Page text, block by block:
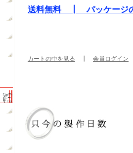
送料無料 ┃ パッケージ
カートの中を見る 会員ログイン